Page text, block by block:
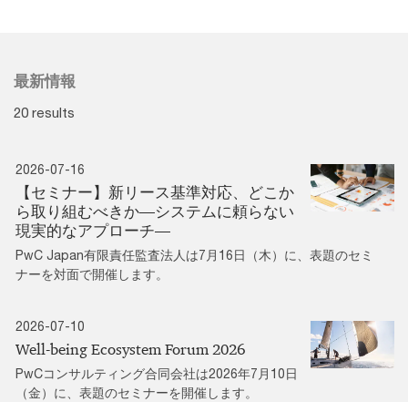
最新情報
20 results
2026-07-16
【セミナー】新リース基準対応、どこか
ら取り組むべきか―システムに頼らない
現実的なアプローチ―
PwC Japan有限責任監査法人は7月16日（木）に、表題のセミ
ナーを対面で開催します。
2026-07-10
Well-being Ecosystem Forum 2026
PwCコンサルティング合同会社は2026年7月10日
（金）に、表題のセミナーを開催します。